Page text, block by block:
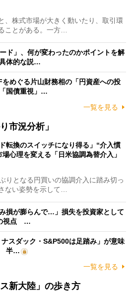
株式市場が大きく動いたり、取引環
ことがある。一方…
ド」、何が変わったのかポイントを解
体的な説…
をめぐる片山財務相の「円資産への投
国債重視」…
一覧を見る
市況分析」
ド転換のスイッチになり得る」“介入慣
場心理を変える「日米協調為替介入」
りとなる円買いの協調介入に踏み切っ
ない姿勢を示して…
損が膨らんで…」損失を投資家として
視点 …
ナスダック・S&P500は足踏み」が意味
半…
一覧を見る
新大陸」の歩き方